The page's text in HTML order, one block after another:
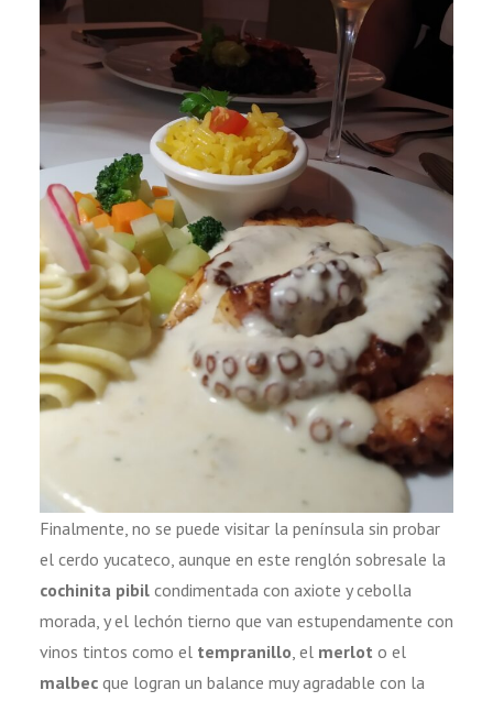
Finalmente, no se puede visitar la península sin probar
el cerdo yucateco, aunque en este renglón sobresale la
cochinita pibilcondimentada con axiote y cebolla
morada, y el lechón tierno que van estupendamente con
vinos tintos como el tempranillo, el merlot o el
malbec que logran un balance muy agradable con la